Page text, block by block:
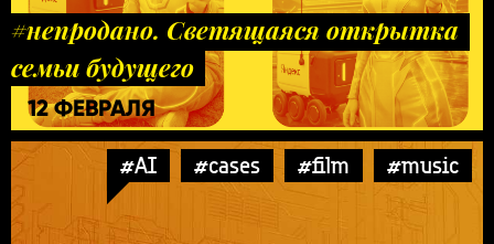
#непродано. Светящаяся открытка
семьи будущего
12 ФЕВРАЛЯ
#AI #cases #film #music